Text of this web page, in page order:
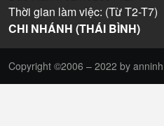
Thời gian làm việc: (Từ T2-T7)
CHI NHÁNH (THÁI BÌNH)
Copyright ©2006 – 2022 by